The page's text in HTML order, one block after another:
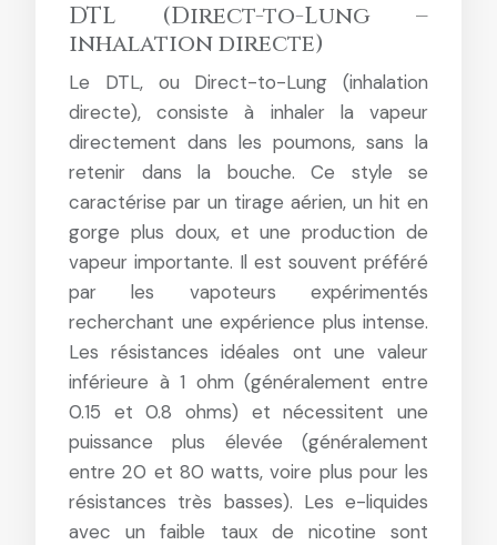
DTL (Direct-to-Lung –
inhalation directe)
Le DTL, ou Direct-to-Lung (inhalation
directe), consiste à inhaler la vapeur
directement dans les poumons, sans la
retenir dans la bouche. Ce style se
caractérise par un tirage aérien, un hit en
gorge plus doux, et une production de
vapeur importante. Il est souvent préféré
par les vapoteurs expérimentés
recherchant une expérience plus intense.
Les résistances idéales ont une valeur
inférieure à 1 ohm (généralement entre
0.15 et 0.8 ohms) et nécessitent une
puissance plus élevée (généralement
entre 20 et 80 watts, voire plus pour les
résistances très basses). Les e-liquides
avec un faible taux de nicotine sont